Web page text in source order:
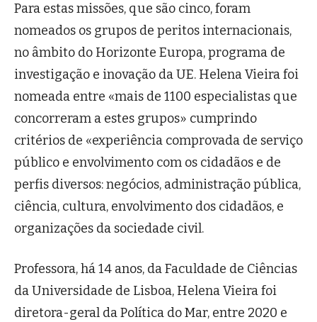
Para estas missões, que são cinco, foram
nomeados os grupos de peritos internacionais,
no âmbito do Horizonte Europa, programa de
investigação e inovação da UE. Helena Vieira foi
nomeada entre «mais de 1100 especialistas que
concorreram a estes grupos» cumprindo
critérios de «experiência comprovada de serviço
público e envolvimento com os cidadãos e de
perfis diversos: negócios, administração pública,
ciência, cultura, envolvimento dos cidadãos, e
organizações da sociedade civil.
Professora, há 14 anos, da Faculdade de Ciências
da Universidade de Lisboa, Helena Vieira foi
diretora-geral da Política do Mar, entre 2020 e